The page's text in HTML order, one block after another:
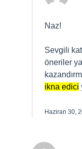
Naz!
Sevgili
öneriler
ikna edici
Haziran 30,